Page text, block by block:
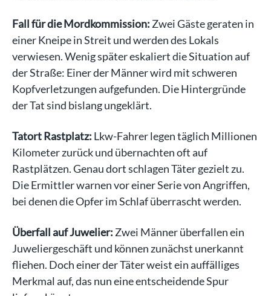
Fall für die Mordkommission: Zwei Gäste geraten in
einer Kneipe in Streit und werden des Lokals
verwiesen. Wenig später eskaliert die Situation auf
der Straße: Einer der Männer wird mit schweren
Kopfverletzungen aufgefunden. Die Hintergründe
der Tat sind bislang ungeklärt.
Tatort Rastplatz: Lkw-Fahrer legen täglich Millionen
Kilometer zurück und übernachten oft auf
Rastplätzen. Genau dort schlagen Täter gezielt zu.
Die Ermittler warnen vor einer Serie von Angriffen,
bei denen die Opfer im Schlaf überrascht werden.
Überfall auf Juwelier: Zwei Männer überfallen ein
Juweliergeschäft und können zunächst unerkannt
fliehen. Doch einer der Täter weist ein auffälliges
Merkmal auf, das nun eine entscheidende Spur